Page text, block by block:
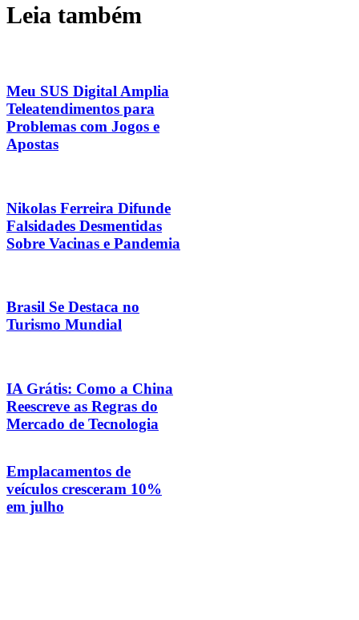
Leia também
Meu SUS Digital Amplia
Teleatendimentos para
Problemas com Jogos e
Apostas
Nikolas Ferreira Difunde
Falsidades Desmentidas
Sobre Vacinas e Pandemia
Brasil Se Destaca no
Turismo Mundial
IA Grátis: Como a China
Reescreve as Regras do
Mercado de Tecnologia
Emplacamentos de
veículos cresceram 10%
em julho